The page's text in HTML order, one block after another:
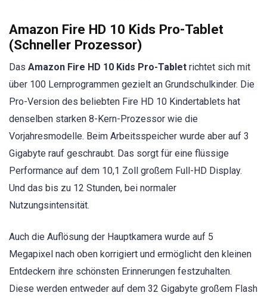
Amazon Fire HD 10 Kids Pro-Tablet
(Schneller Prozessor)
Das Amazon Fire HD 10 Kids Pro-Tablet richtet sich mit
über 100 Lernprogrammen gezielt an Grundschulkinder. Die
Pro-Version des beliebten Fire HD 10 Kindertablets hat
denselben starken 8-Kern-Prozessor wie die
Vorjahresmodelle. Beim Arbeitsspeicher wurde aber auf 3
Gigabyte rauf geschraubt. Das sorgt für eine flüssige
Performance auf dem 10,1 Zoll großem Full-HD Display.
Und das bis zu 12 Stunden, bei normaler
Nutzungsintensität.
Auch die Auflösung der Hauptkamera wurde auf 5
Megapixel nach oben korrigiert und ermöglicht den kleinen
Entdeckern ihre schönsten Erinnerungen festzuhalten.
Diese werden entweder auf dem 32 Gigabyte großem Flash